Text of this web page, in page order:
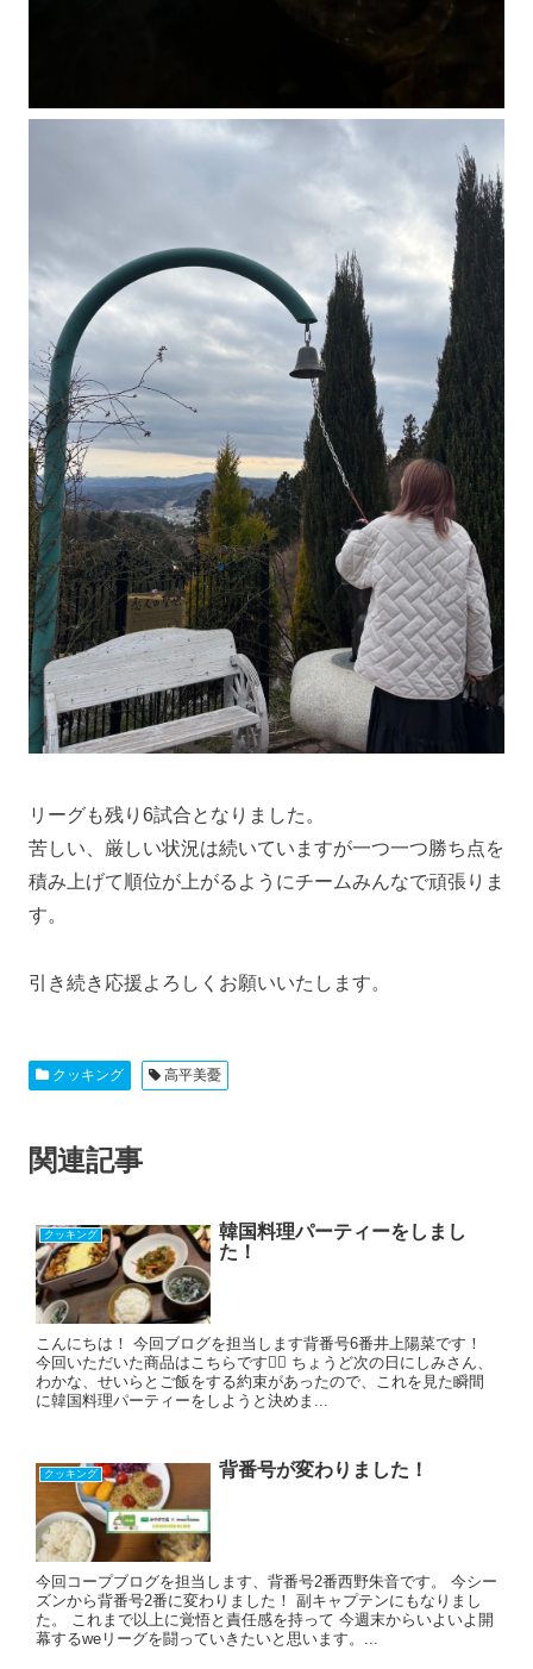
リーグも残り6試合となりました。
苦しい、厳しい状況は続いていますが一つ一つ勝ち点を
積み上げて順位が上がるようにチームみんなで頑張りま
す。
引き続き応援よろしくお願いいたします。
クッキング 高平美憂
関連記事
クッキング
韓国料理パーティーをしまし
た！
こんにちは！ 今回ブログを担当します背番号6番井上陽菜です！
今回いただいた商品はこちらです💁‍♀️ ちょうど次の日にしみさん、
わかな、せいらとご飯をする約束があったので、これを見た瞬間
に韓国料理パーティーをしようと決めま...
クッキング 背番号が変わりました！
今回コープブログを担当します、背番号2番西野朱音です。 今シー
ズンから背番号2番に変わりました！ 副キャプテンにもなりまし
た。 これまで以上に覚悟と責任感を持って 今週末からいよいよ開
幕するweリーグを闘っていきたいと思います。...